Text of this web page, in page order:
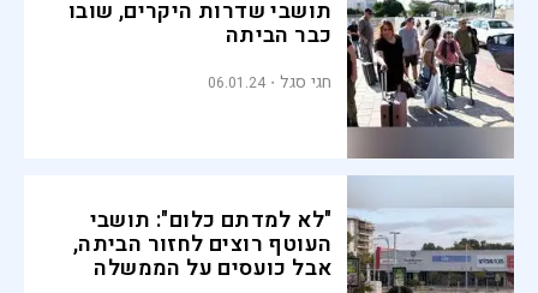
תושבי שדרות היקרים, שובו
כבר הביתה
חגי סגל 06.01.24
"לא למדתם כלום": תושבי
העוטף רוצים לחזור הביתה,
אבל כועסים על הממשלה